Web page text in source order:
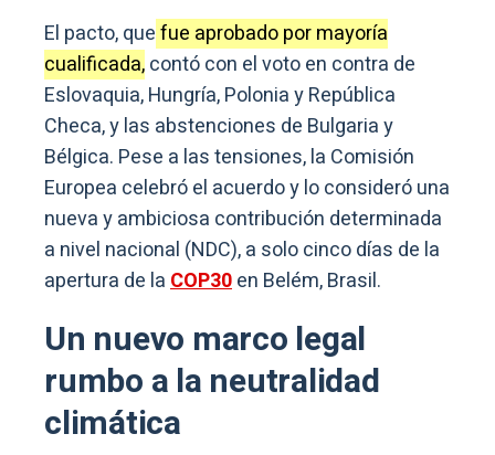
El pacto, quefue aprobado por mayoría
cualificada,contó con el voto en contra de
Eslovaquia, Hungría, Polonia y República
Checa, y las abstenciones de Bulgaria y
Bélgica. Pese a las tensiones, la Comisión
Europea celebró el acuerdo y lo consideró una
nueva y ambiciosa contribución determinada
a nivel nacional (NDC), a solo cinco días de la
apertura de laCOP30en Belém, Brasil.
Un nuevo marco legal
rumbo a la neutralidad
climática